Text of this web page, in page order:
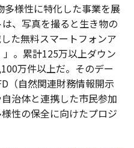
様性に特化した事業を展
、写真を撮ると生き物の
た無料スマートフォンア
。累計125万以上ダウン
万件以上だ。そのデー
（自然関連財務情報開示
治体と連携した市民参加
性の保全に向けたプロジ